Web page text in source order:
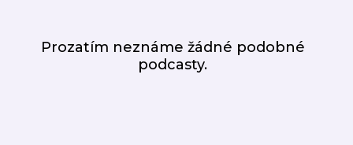
Prozatím neznáme žádné podobné
podcasty.